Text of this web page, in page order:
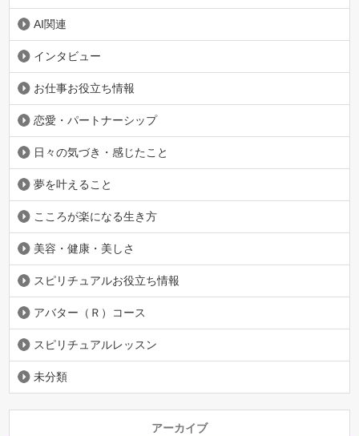
AI関連
インタビュー
お仕事お役立ち情報
恋愛・パートナーシップ
日々の気づき・感じたこと
夢を叶えること
こころが楽になる生き方
美容・健康・美しさ
スピリチュアルお役立ち情報
アバター（Ｒ）コース
スピリチュアルレッスン
未分類
アーカイブ